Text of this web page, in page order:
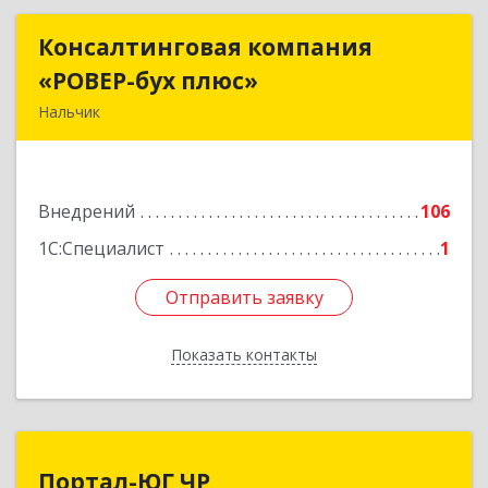
Консалтинговая компания
«РОВЕР-бух плюс»
Нальчик
Внедрений
106
1С:Специалист
1
Отправить заявку
Показать контакты
Консалтинговая компания
«РОВЕР-бух плюс»
Подробнее
Отправить заявку
Назад
Портал-ЮГ ЧР